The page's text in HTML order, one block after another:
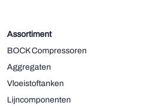
Assortiment
BOCK Compressoren
Aggregaten
Vloeistoftanken
Lijncomponenten